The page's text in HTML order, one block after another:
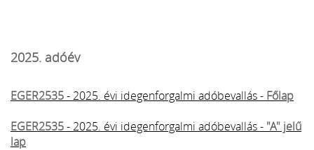
2025. adóév
EGER2535- 2025. évi idegenforgalmi adóbevallás - Főlap
EGER2535- 2025. évi idegenforgalmi adóbevallás - "A" jelű
lap